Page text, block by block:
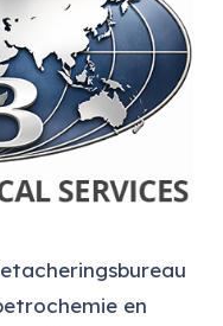
en